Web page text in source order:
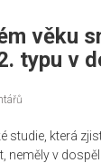
věku
typu v
studie, která
v